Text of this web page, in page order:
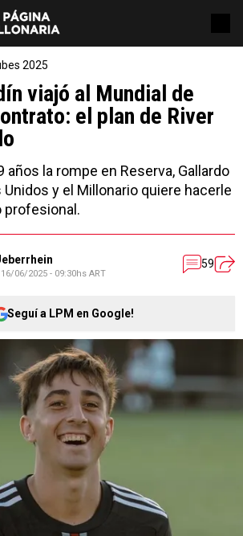
2025
viajó al Mundial de
el plan de River
años la rompe en Reserva, Gallardo
Unidos y el Millonario quiere hacerle
profesional.
16/06/2025 - 09:30hs ART
59
Seguí a LPM en Google!